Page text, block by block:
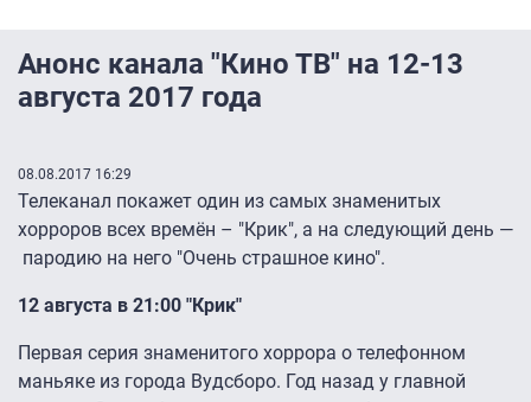
Анонс канала "Кино ТВ" на 12-13
августа 2017 года
08.08.2017 16:29
Телеканал покажет один из самых знаменитых
хорроров всех времён – "Крик", а на следующий день —
пародию на него "Очень страшное кино".
12 августа в 21:00 "Крик"
Первая серия знаменитого хоррора о телефонном
маньяке из города Вудсборо. Год назад у главной